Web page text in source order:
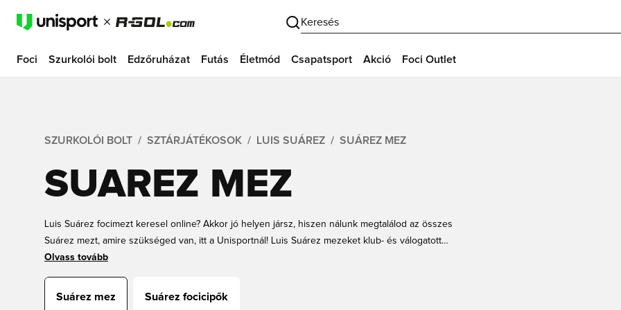
Keresés
Foci Szurkolói bolt Edzőruházat Futás Életmód Csapatsport Akció Foci Outlet
SZURKOLÓI BOLT SZTÁRJÁTÉKOSOK LUIS SUÁREZ SUÁREZ MEZ
SUAREZ MEZ
Luis Suárez focimezt keresel online? Akkor jó helyen jársz, hiszen nálunk megtalálod az összes
Suárez mezt, amire szükséged van, itt a Unisportnál! Luis Suárez mezeket klub- és válogatott
színekben is megtalálsz, ráadásul mindegyiket kérheted a szupersztár Suárez nyomtatással a
online még ma! Mindig kedvező árak és gyors kiszállítás vár rád, ha online vásárolsz a
Olvass tovább
Suárez mez Suárez focicipők